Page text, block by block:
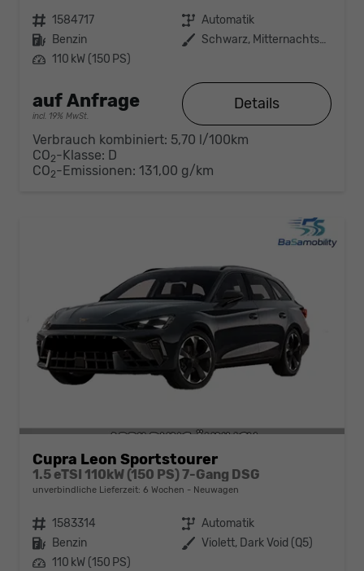
Fahrzeugnr. 1584717 Getriebe Automatik
Kraftstoff Benzin Außenfarbe
Schwarz, Mitternachtsschwarz (0E)
Leistung 110 kW (150 PS)
auf Anfrage
incl. 19% MwSt.
Details
Verbrauch kombiniert: 5,70 l/100km
CO2-Klasse: D
CO2-Emissionen: 131,00 g/km
Cupra Leon Sportstourer
1.5 eTSI 110kW (150 PS) 7-Gang DSG
unverbindliche Lieferzeit: 6 Wochen Neuwagen
Fahrzeugnr. 1583314 Getriebe Automatik
Kraftstoff Benzin Außenfarbe Violett, Dark Void (Q5)
Leistung 110 kW (150 PS)